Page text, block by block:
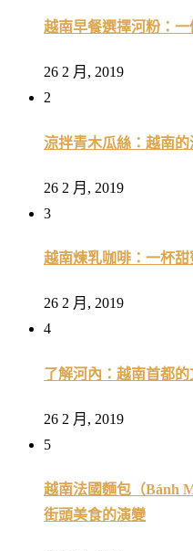
越南早餐選擇河粉：
26 2 月, 2019
2
涼拌青木瓜絲：越南
26 2 月, 2019
3
越南煉乳咖啡：一杯
26 2 月, 2019
4
了解河內：越南首都
26 2 月, 2019
5
越南法國麵包（Bánh
街頭美食的演變